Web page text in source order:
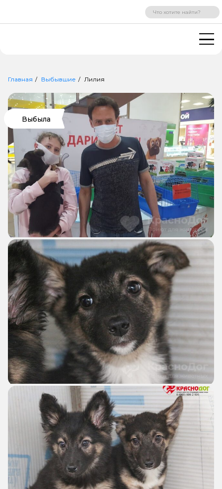
ВХОД РЕГИСТРАЦИЯ
Главная Выбывшие Лилия
Выбыла